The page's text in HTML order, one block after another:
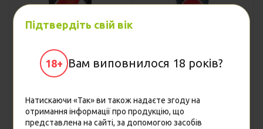
Підтвердіть свій вік
18+ Вам виповнилося 18 років?
Натискаючи «Так» ви також надаєте згоду на
отримання інформації про продукцію, що
представлена на сайті, за допомогою засобів
Pepsi Cola
низькокалорійний
газований, з/б, 0,3 л
Pepsi Black
низькокалорійний
газований 0,5 л